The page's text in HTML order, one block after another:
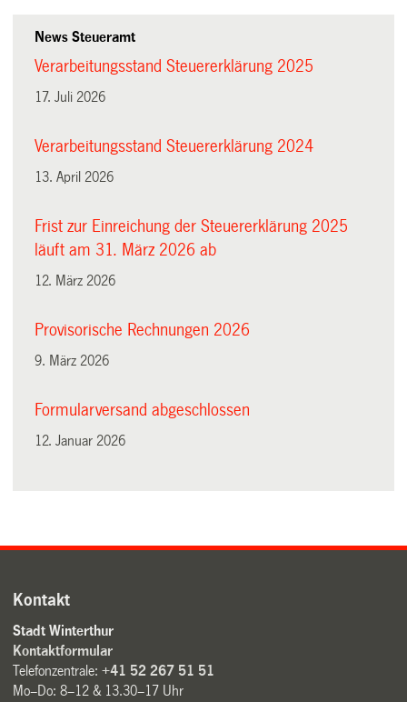
News Steueramt
Verarbeitungsstand Steuererklärung 2025
17. Juli 2026
Verarbeitungsstand Steuererklärung 2024
13. April 2026
Frist zur Einreichung der Steuererklärung 2025
läuft am 31. März 2026 ab
12. März 2026
Provisorische Rechnungen 2026
9. März 2026
Formularversand abgeschlossen
12. Januar 2026
Kontakt
Stadt Winterthur
Kontaktformular
Telefonzentrale:+41 52 267 51 51
Mo–Do: 8–12 & 13.30–17 Uhr